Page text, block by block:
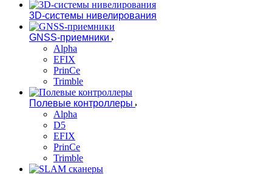
3D-системы нивелирования
GNSS-приемники
Alpha
EFIX
PrinCe
Trimble
Полевые контроллеры
Alpha
D5
EFIX
PrinCe
Trimble